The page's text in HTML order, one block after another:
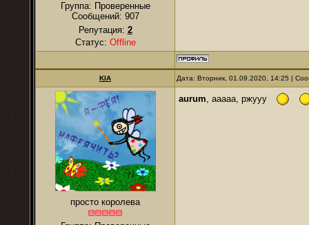
Группа: Проверенные
Сообщений: 907
Репутация: 2
Статус: Offline
KIA Дата: Вторник, 01.09.2020, 14:25 |
просто королева
аurum, ааааа, ржууу